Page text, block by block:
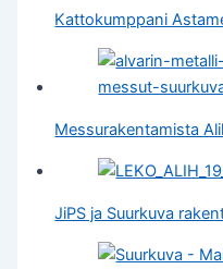
Kattokumppani
Messurakentamista
JiPS ja Suurkuva